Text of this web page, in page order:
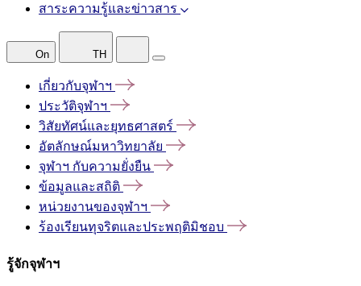
สาระความรู้และข่าวสาร
On TH
เกี่ยวกับจุฬาฯ
ประวัติจุฬาฯ
วิสัยทัศน์และยุทธศาสตร์
อัตลักษณ์มหาวิทยาลัย
จุฬาฯ กับความยั่งยืน
ข้อมูลและสถิติ
หน่วยงานของจุฬาฯ
ร้องเรียนทุจริตและประพฤติมิชอบ
รู้จักจุฬาฯ